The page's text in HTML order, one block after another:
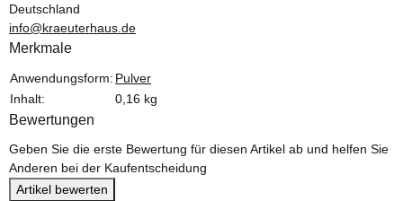
Deutschland
info@kraeuterhaus.de
Merkmale
Produkteigenschaft
Wert
Anwendungsform: Pulver
Inhalt:
0,16 kg
Bewertungen
Geben Sie die erste Bewertung für diesen Artikel ab und helfen Sie
Anderen bei der Kaufentscheidung
Artikel bewerten